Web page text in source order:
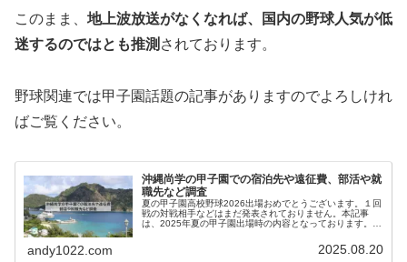
このまま、 地上波放送がなくなれば、国内の野球人気が低
迷するのではとも推測 されております。
野球関連では甲子園話題の記事がありますのでよろしけれ
ばご覧ください。
沖縄尚学の甲子園での宿泊先や遠征費、部活や就
職先など調査
夏の甲子園高校野球2026出場おめでとうございます。１回
戦の対戦相手などはまだ発表されておりません。本記事
は、2025年夏の甲子園出場時の内容となっております。当
andy1022.com 2025.08.20